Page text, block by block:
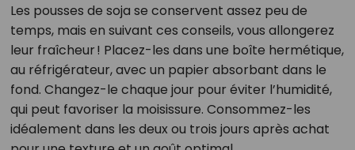
Les pousses de soja se conservent assez peu de
temps, mais en suivant ces conseils, vous allongerez
leur fraîcheur ! Placez-les dans une boîte hermétique,
au réfrigérateur, avec un papier absorbant dans le
fond. Changez-le chaque jour pour éviter l’humidité,
qui peut favoriser la moisissure. Consommez-les
idéalement dans les deux ou trois jours après achat